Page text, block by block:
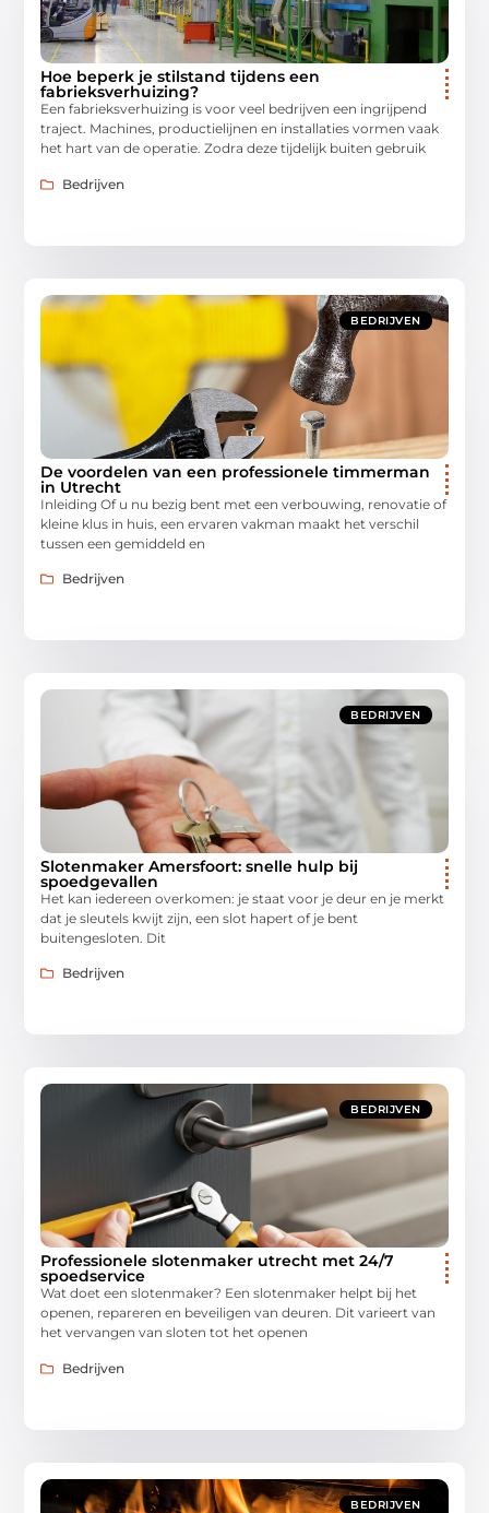
Hoe beperk je stilstand tijdens een
fabrieksverhuizing?
Een fabrieksverhuizing is voor veel bedrijven een ingrijpend
traject. Machines, productielijnen en installaties vormen vaak
het hart van de operatie. Zodra deze tijdelijk buiten gebruik
Bedrijven
BEDRIJVEN
De voordelen van een professionele timmerman
in Utrecht
Inleiding Of u nu bezig bent met een verbouwing, renovatie of
kleine klus in huis, een ervaren vakman maakt het verschil
tussen een gemiddeld en
Bedrijven
BEDRIJVEN
Slotenmaker Amersfoort: snelle hulp bij
spoedgevallen
Het kan iedereen overkomen: je staat voor je deur en je merkt
dat je sleutels kwijt zijn, een slot hapert of je bent
buitengesloten. Dit
Bedrijven
BEDRIJVEN
Professionele slotenmaker utrecht met 24/7
spoedservice
Wat doet een slotenmaker? Een slotenmaker helpt bij het
openen, repareren en beveiligen van deuren. Dit varieert van
het vervangen van sloten tot het openen
Bedrijven
BEDRIJVEN